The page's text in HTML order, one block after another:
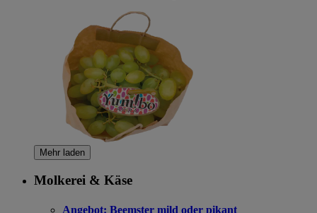
Mehr laden
Molkerei & Käse
Angebot: Beemster mild oder pikant